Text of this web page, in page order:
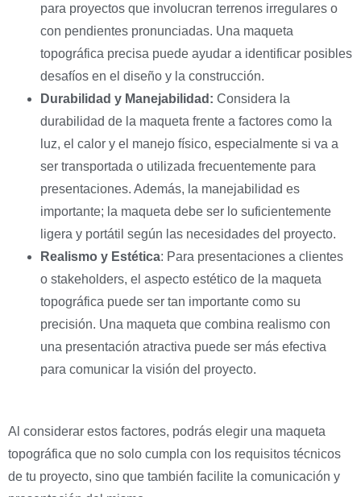
para proyectos que involucran terrenos irregulares o
con pendientes pronunciadas. Una maqueta
topográfica precisa puede ayudar a identificar posibles
desafíos en el diseño y la construcción.
Durabilidad y Manejabilidad: Considera la
durabilidad de la maqueta frente a factores como la
luz, el calor y el manejo físico, especialmente si va a
ser transportada o utilizada frecuentemente para
presentaciones. Además, la manejabilidad es
importante; la maqueta debe ser lo suficientemente
ligera y portátil según las necesidades del proyecto.
Realismo y Estética: Para presentaciones a clientes
o stakeholders, el aspecto estético de la maqueta
topográfica puede ser tan importante como su
precisión. Una maqueta que combina realismo con
una presentación atractiva puede ser más efectiva
para comunicar la visión del proyecto.
Al considerar estos factores, podrás elegir una maqueta
topográfica que no solo cumpla con los requisitos técnicos
de tu proyecto, sino que también facilite la comunicación y